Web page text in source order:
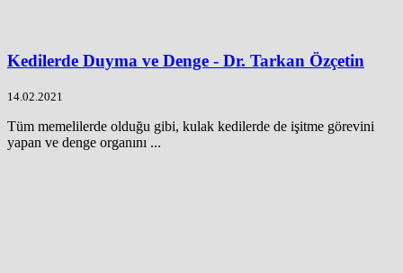
Kedilerde Duyma ve Denge - Dr. Tarkan Özçetin
14.02.2021
Tüm memelilerde olduğu gibi, kulak kedilerde de işitme görevini
yapan ve denge organını ...